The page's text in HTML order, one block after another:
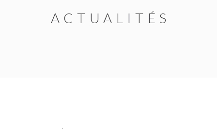
ACTUALITÉS